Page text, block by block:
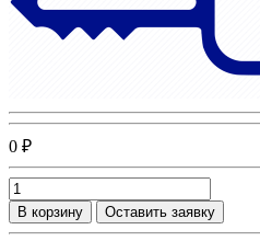
0 ₽
В корзину Оставить заявку